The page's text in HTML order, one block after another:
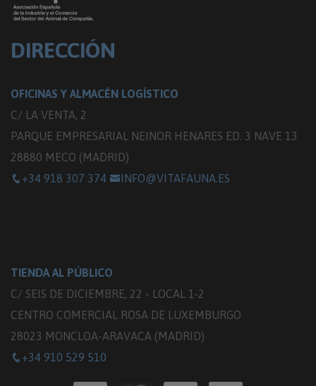
DIRECCIÓN
OFICINAS Y ALMACÉN LOGÍSTICO
C/ LA VENTA, 2
PARQUE EMPRESARIAL NEINOR HENARES ED. 3 NAVE 13
28880 MECO (MADRID)
+34 918 307 374
INFO@VITAFAUNA.ES
TIENDA AL PÚBLICO
C/ SEIS DE DICIEMBRE, 22 - LOCAL 1-2
CENTRO COMERCIAL ROSA DE LUXEMBURGO
28023 MONCLOA-ARAVACA (MADRID)
+34 910 529 510